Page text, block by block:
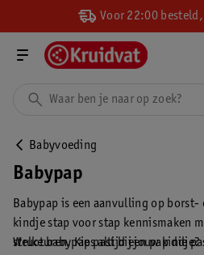
Voor 22:00
Babyvoeding
Babypap
Babypap is een aanvulling op
kindje stap voor stap kennismaken
structuren. Kies altijd een pap die
Welke babypap past bij jouw kindje?